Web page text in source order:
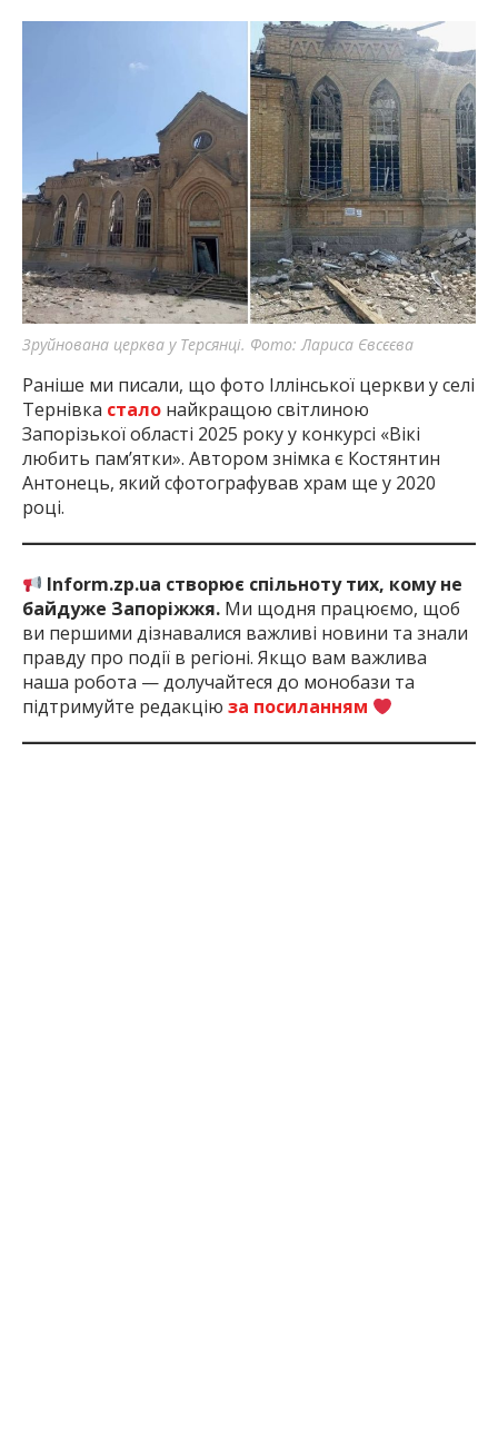
Зруйнована церква у Терсянці. Фото: Лариса Євсєєва
Раніше ми писали, що фото Іллінської церкви у селі
Тернівка стало найкращою світлиною
Запорізької області 2025 року у конкурсі «Вікі
любить пам’ятки». Автором знімка є Костянтин
Антонець, який сфотографував храм ще у 2020
році.
Inform.zp.ua створює спільноту тих, кому не
байдуже Запоріжжя. Ми щодня працюємо, щоб
ви першими дізнавалися важливі новини та знали
правду про події в регіоні. Якщо вам важлива
наша робота — долучайтеся до монобази та
підтримуйте редакцію за посиланням